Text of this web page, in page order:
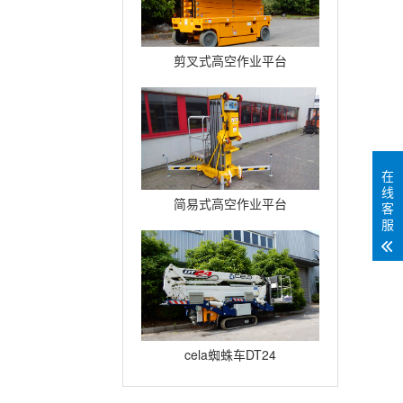
剪叉式高空作业平台
Compact12
简易式高空作业平台
Quickup7
cela蜘蛛车DT24
在
线
客
服